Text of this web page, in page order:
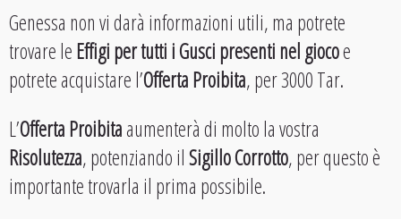
Genessa non vi darà informazioni utili, ma potrete
trovare leEffigi per tutti i Gusci presenti nel giocoe
potrete acquistare l’Offerta Proibita, per 3000 Tar.
L’Offerta Proibitaaumenterà di molto la vostra
Risolutezza, potenziando ilSigillo Corrotto, per questo è
importante trovarla il prima possibile.